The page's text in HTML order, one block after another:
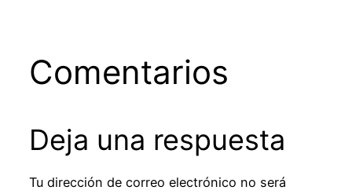
Comentarios
Deja una respuesta
Tu dirección de correo electrónico no será